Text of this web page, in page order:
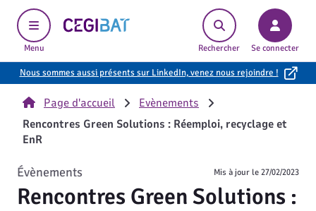
Menu
Cegibat, accueil
Rechercher Se connecter
Nous sommes aussi présents sur LinkedIn, venez nous rejoindre !
Page d'accueil
Evènements
Rencontres Green Solutions : Réemploi, recyclage et
EnR
Rencontres Green Solutions :
Évènements Mis à jour le27/02/2023